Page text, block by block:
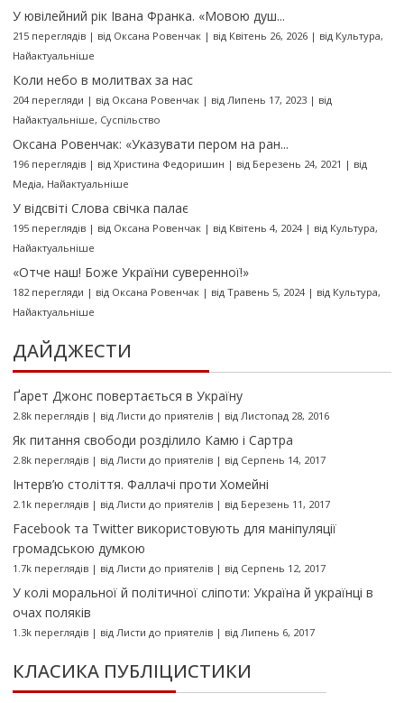
У ювілейний рік Івана Франка. «Мовою душ...
215 переглядів| від Оксана Ровенчак| від Квітень 26, 2026| від Культура,
Найактуальніше
Коли небо в молитвах за нас
204 перегляди | від Оксана Ровенчак| від Липень 17, 2023| від
Найактуальніше, Суспільство
Оксана Ровенчак: «Указувати пером на ран...
196 переглядів| від Христина Федоришин | від Березень 24, 2021 | від
Медіа, Найактуальніше
У відсвіті Слова свічка палає
195 переглядів| від Оксана Ровенчак| від Квітень 4, 2024| від Культура,
Найактуальніше
«Отче наш! Боже України суверенної!»
182 перегляди | від Оксана Ровенчак| від Травень 5, 2024| від Культура,
Найактуальніше
ДАЙДЖЕСТИ
Ґарет Джонс повертається в Україну
2.8k переглядів| від Листи до приятелів| від Листопад 28, 2016
Як питання свободи розділило Камю і Сартра
2.8k переглядів| від Листи до приятелів| від Серпень 14, 2017
Інтерв’ю століття. Фаллачі проти Хомейні
2.1k переглядів| від Листи до приятелів| від Березень 11, 2017
Facebook та Twitter використовують для маніпуляції
громадською думкою
1.7k переглядів| від Листи до приятелів| від Серпень 12, 2017
У колі моральної й політичної сліпоти: Україна й українці в
очах поляків
1.3k переглядів| від Листи до приятелів| від Липень 6, 2017
КЛАСИКА ПУБЛІЦИСТИКИ